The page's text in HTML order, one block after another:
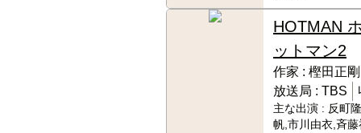
HOTMAN
ットマン2
作家 : 樫田正剛
放送局 : TBS
主な出演 : 反町
帆,市川由衣,斉